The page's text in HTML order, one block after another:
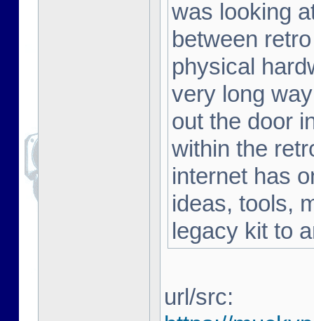
was looking
between
physical
very long
out the door
within the
internet has
ideas, tools,
legacy kit to
url/src: